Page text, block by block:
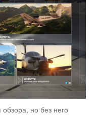
но без него